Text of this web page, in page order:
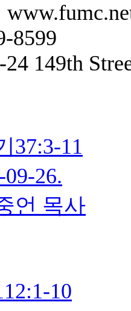
8599
24 149th
37:3-11
26.
언 목사
10